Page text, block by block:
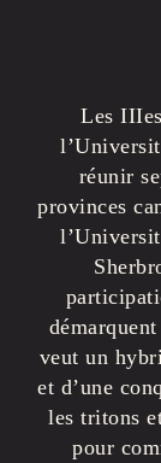
Les
réunir
provinces
veut un
et d’une
les tritons
pour